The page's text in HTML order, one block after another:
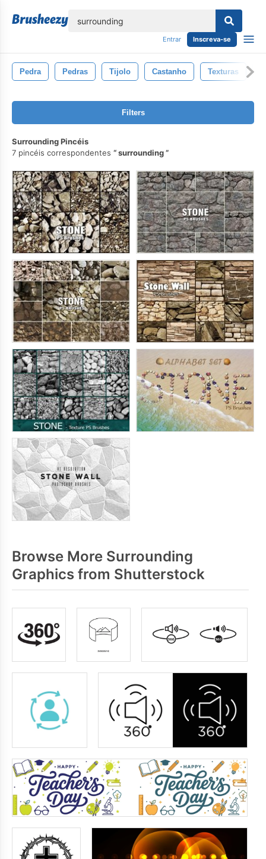
Entrar Inscreva-se
Pedra Pedras Tijolo Castanho Texturas
Filters
Surrounding Pincéis
7 pincéis correspondentes
surrounding
Browse More Surrounding
Graphics from Shutterstock